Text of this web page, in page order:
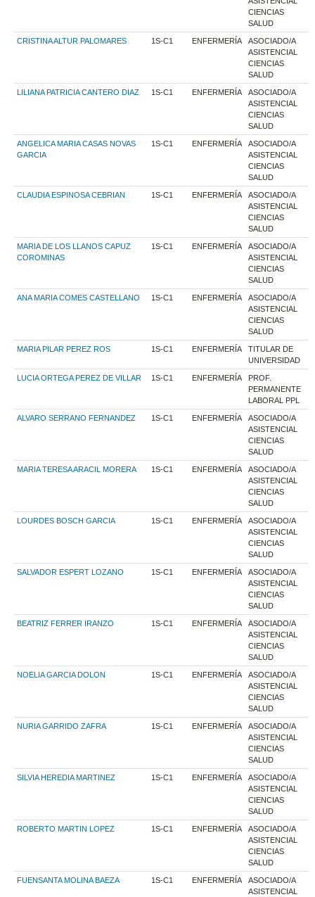
CIENCIAS
SALUD
CRISTINA ALTUR PALOMARES 1S-C1 ENFERMERÍA
ASOCIADO/A
ASISTENCIAL
CIENCIAS
SALUD
LILIANA PATRICIA CANTERO DIAZ 1S-C1 ENFERMERÍA
ASOCIADO/A
ASISTENCIAL
CIENCIAS
SALUD
ANGELICA MARIA CASAS NOVAS
GARCIA
1S-C1 ENFERMERÍA
ASOCIADO/A
ASISTENCIAL
CIENCIAS
SALUD
CLAUDIA ESPINOSA CEBRIAN 1S-C1 ENFERMERÍA
ASOCIADO/A
ASISTENCIAL
CIENCIAS
SALUD
MARIA DE LOS LLANOS CAPUZ
COROMINAS
1S-C1 ENFERMERÍA
ASOCIADO/A
ASISTENCIAL
CIENCIAS
SALUD
ANA MARIA COMES CASTELLANO 1S-C1 ENFERMERÍA
ASOCIADO/A
ASISTENCIAL
CIENCIAS
SALUD
MARIA PILAR PEREZ ROS 1S-C1 ENFERMERÍA
TITULAR DE
UNIVERSIDAD
LUCIA ORTEGA PEREZ DE VILLAR 1S-C1 ENFERMERÍA
PROF.
PERMANENTE
LABORAL PPL
ALVARO SERRANO FERNANDEZ 1S-C1 ENFERMERÍA
ASOCIADO/A
ASISTENCIAL
CIENCIAS
SALUD
MARIA TERESA ARACIL MORERA 1S-C1 ENFERMERÍA
ASOCIADO/A
ASISTENCIAL
CIENCIAS
SALUD
LOURDES BOSCH GARCIA 1S-C1 ENFERMERÍA
ASOCIADO/A
ASISTENCIAL
CIENCIAS
SALUD
SALVADOR ESPERT LOZANO 1S-C1 ENFERMERÍA
ASOCIADO/A
ASISTENCIAL
CIENCIAS
SALUD
BEATRIZ FERRER IRANZO 1S-C1 ENFERMERÍA
ASOCIADO/A
ASISTENCIAL
CIENCIAS
SALUD
NOELIA GARCIA DOLON 1S-C1 ENFERMERÍA
ASOCIADO/A
ASISTENCIAL
CIENCIAS
SALUD
NURIA GARRIDO ZAFRA 1S-C1 ENFERMERÍA
ASOCIADO/A
ASISTENCIAL
CIENCIAS
SALUD
SILVIA HEREDIA MARTINEZ 1S-C1 ENFERMERÍA
ASOCIADO/A
ASISTENCIAL
CIENCIAS
SALUD
ROBERTO MARTIN LOPEZ 1S-C1 ENFERMERÍA
ASOCIADO/A
ASISTENCIAL
CIENCIAS
SALUD
FUENSANTA MOLINA BAEZA 1S-C1 ENFERMERÍA
ASOCIADO/A
ASISTENCIAL